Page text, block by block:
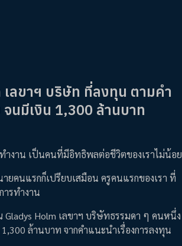
ลขาฯ บริษัท ที่ลงทุน ตามคำ
จนมีเงิน 1,300 ล้านบาท
ำงาน เป็นคนที่มีอิทธิพลต่อชีวิตของเราไม่น้อย
ายคนแรกก็เปรียบเสมือน ครูคนแรกของเรา ที่
ารทำงาน
Gladys Holm เลขาฯ บริษัทธรรมดา ๆ คนหนึ่ง
ล้านบาท จากคำแนะนำเรื่องการลงทุน